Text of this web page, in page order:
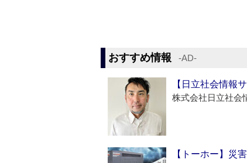
おすすめ情報 ‐AD‐
【日立社会情報
株式会社日立社会
【トーホー】災